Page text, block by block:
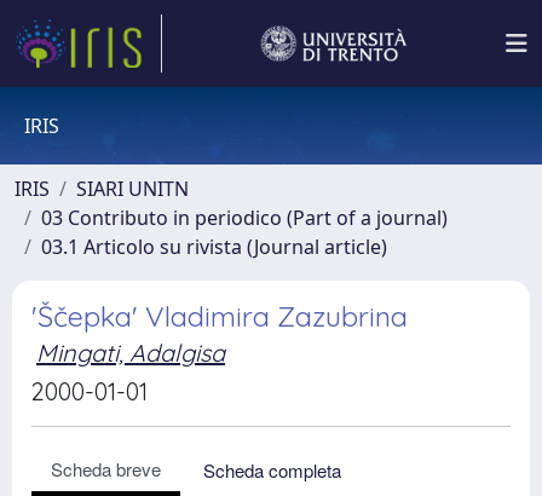
IRIS
IRIS
SIARI UNITN
03 Contributo in periodico (Part of a journal)
03.1 Articolo su rivista (Journal article)
'Ščepka' Vladimira Zazubrina
Mingati, Adalgisa
2000-01-01
Scheda breve
Scheda completa